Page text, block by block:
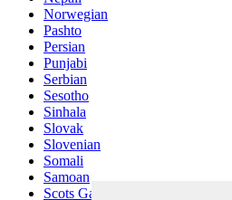
Norwegian
Pashto
Persian
Punjabi
Serbian
Sesotho
Sinhala
Slovak
Slovenian
Somali
Samoan
Scots Gaelic